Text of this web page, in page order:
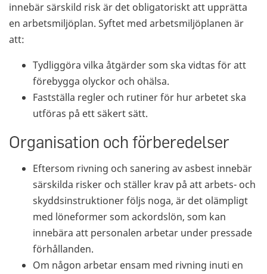
innebär särskild risk är det obligatoriskt att upprätta
en arbetsmiljöplan. Syftet med arbetsmiljöplanen är
att:
Tydliggöra vilka åtgärder som ska vidtas för att
förebygga olyckor och ohälsa.
Fastställa regler och rutiner för hur arbetet ska
utföras på ett säkert sätt.
Organisation och förberedelser
Eftersom rivning och sanering av asbest innebär
särskilda risker och ställer krav på att arbets- och
skyddsinstruktioner följs noga, är det olämpligt
med löneformer som ackordslön, som kan
innebära att personalen arbetar under pressade
förhållanden.
Om någon arbetar ensam med rivning inuti en